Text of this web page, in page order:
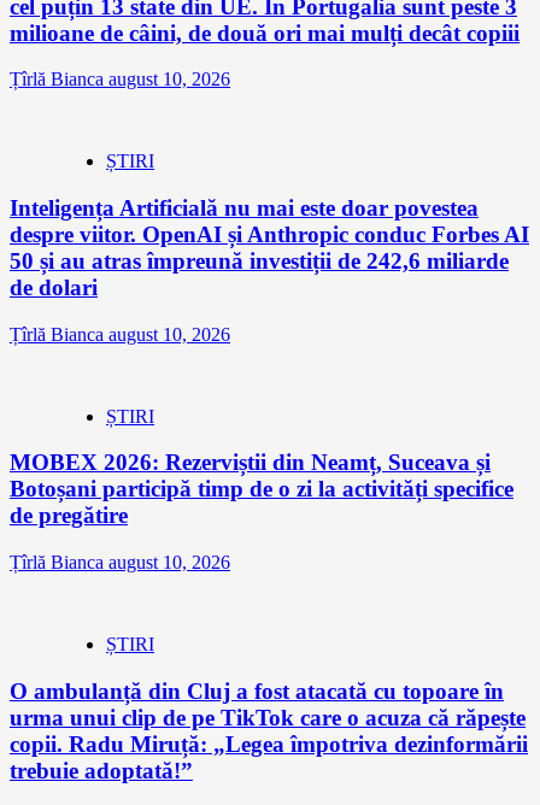
cel puțin 13 state din UE. În Portugalia sunt peste 3
milioane de câini, de două ori mai mulți decât copiii
Țîrlă Bianca august 10, 2026
ȘTIRI
Inteligența Artificială nu mai este doar povestea
despre viitor. OpenAI și Anthropic conduc Forbes AI
50 și au atras împreună investiții de 242,6 miliarde
de dolari
Țîrlă Bianca august 10, 2026
ȘTIRI
MOBEX 2026: Rezerviștii din Neamț, Suceava și
Botoșani participă timp de o zi la activități specifice
de pregătire
Țîrlă Bianca august 10, 2026
ȘTIRI
O ambulanță din Cluj a fost atacată cu topoare în
urma unui clip de pe TikTok care o acuza că răpește
copii. Radu Miruță: „Legea împotriva dezinformării
trebuie adoptată!”